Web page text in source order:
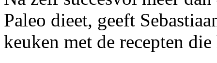
Paleo dieet, geeft
keuken met de recepten